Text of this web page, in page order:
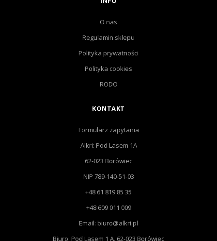
O nas
Regulamin sklepu
Polityka prywatności
Polityka cookies
RODO
KONTAKT
Formularz zapytania
Alkri: Pod Lasem 1A
62-023 Borówiec
NIP 789-140-51-03
+48 61 819 85 35
+48 609 011 009
Email: biuro@alkri.pl
Biuro: Pod Lasem 1 A, 62-023 Borówiec